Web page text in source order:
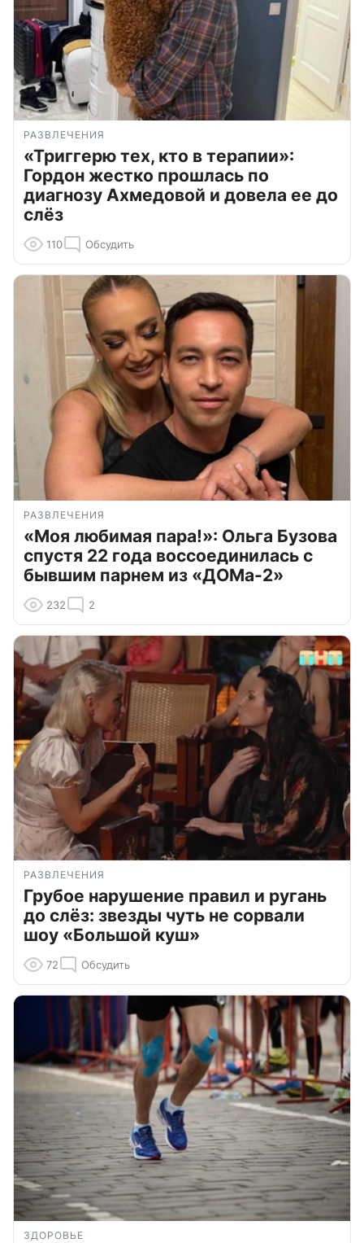
РАЗВЛЕЧЕНИЯ
«Триггерю тех, кто в терапии»:
Гордон жестко прошлась по
диагнозу Ахмедовой и довела ее до
слёз
110 Обсудить
РАЗВЛЕЧЕНИЯ
«Моя любимая пара!»: Ольга Бузова
спустя 22 года воссоединилась с
бывшим парнем из «ДОМа-2»
232 2
РАЗВЛЕЧЕНИЯ
Грубое нарушение правил и ругань
до слёз: звезды чуть не сорвали
шоу «Большой куш»
72 Обсудить
ЗДОРОВЬЕ